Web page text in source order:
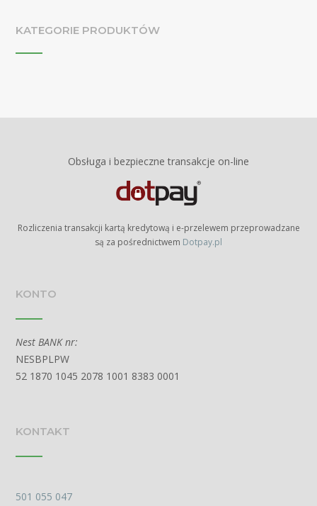
KATEGORIE PRODUKTÓW
Obsługa i bezpieczne transakcje on-line
Rozliczenia transakcji kartą kredytową i e-przelewem przeprowadzane
są za pośrednictwem Dotpay.pl
KONTO
Nest BANK nr:
NESBPLPW
52 1870 1045 2078 1001 8383 0001
KONTAKT
501 055 047